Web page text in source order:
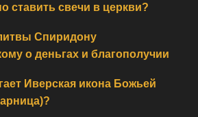
ставить свечи в церкви?
Спиридону
о деньгах и благополучии
Иверская икона Божьей